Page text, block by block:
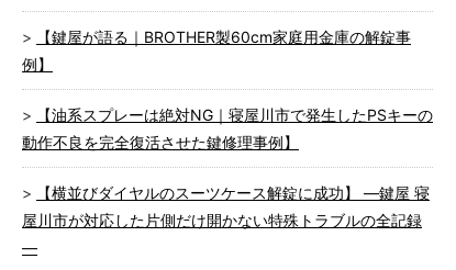
【鍵屋が語る｜BROTHER製60cm家庭用金庫の解錠事
例】
【油系スプレーは絶対NG｜寝屋川市で発生したPSキーの
動作不良を完全復活させた鍵修理事例】
【横並びダイヤルのスーツケース解錠に成功】 ―鍵屋 寝
屋川市が対応した片側だけ開かない特殊トラブルの全記録
―